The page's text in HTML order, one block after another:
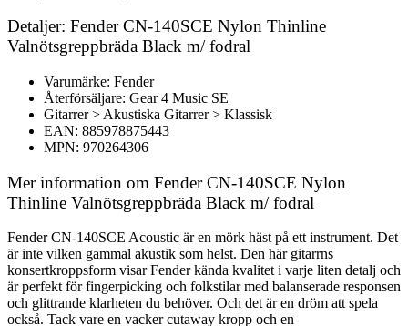
Detaljer: Fender CN-140SCE Nylon Thinline
Valnötsgreppbräda Black m/ fodral
Varumärke: Fender
Återförsäljare: Gear 4 Music SE
Gitarrer > Akustiska Gitarrer > Klassisk
EAN: 885978875443
MPN: 970264306
Mer information om Fender CN-140SCE Nylon
Thinline Valnötsgreppbräda Black m/ fodral
Fender CN-140SCE Acoustic är en mörk häst på ett instrument. Det
är inte vilken gammal akustik som helst. Den här gitarrns
konsertkroppsform visar Fender kända kvalitet i varje liten detalj och
är perfekt för fingerpicking och folkstilar med balanserade responsen
och glittrande klarheten du behöver. Och det är en dröm att spela
också. Tack vare en vacker cutaway kropp och en